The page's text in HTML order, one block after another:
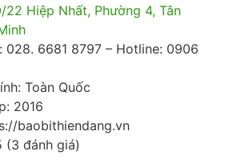
22 Hiệp Nhất, Phường 4, Tân
028. 6681 8797 – Hotline: 0906
Toàn Quốc
2016
baobithiendang.vn
(3 đánh giá)